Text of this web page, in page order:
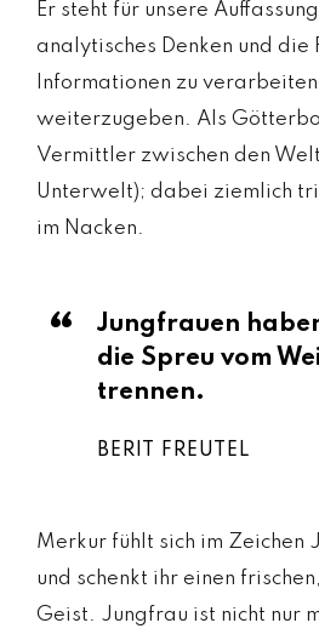
Er steht für unsere
analytisches Denken und die
Informationen zu verarbeiten
weiterzugeben. Als
Vermittler zwischen den
Unterwelt); dabei ziemlich
im Nacken.
Jungfrauen
die Spreu vom
trennen.
BERIT FREUTEL
Merkur fühlt sich im Zeichen
und schenkt ihr einen
Geist. Jungfrau ist nicht nur